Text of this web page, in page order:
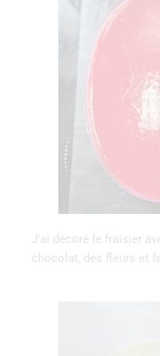
J’ai décoré le fraisier
chocolat, des fleurs et